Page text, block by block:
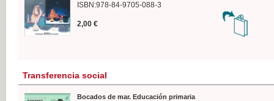
ISBN:978-84-9705-088-3
2,00 €
Transferencia social
Bocados de mar. Educación primaria